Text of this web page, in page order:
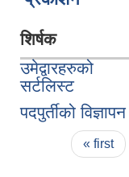
शिर्षक
उमेद्वारहरुको
सर्टलिस्ट
पदपुर्तीको विज्ञापन
Pages« first